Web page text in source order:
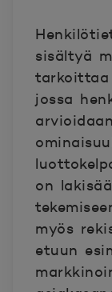
sisältyä
jossa
on
myös
etuun